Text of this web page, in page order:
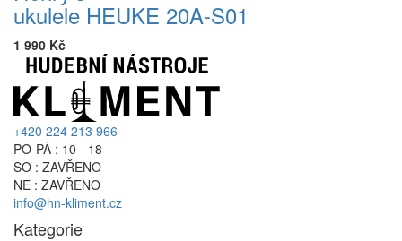
ukulele HEUKE 20A-S01
1 990 Kč
+420 224 213 966
PO-PÁ : 10 - 18
SO : ZAVŘENO
NE : ZAVŘENO
info@hn-kliment.cz
Kategorie